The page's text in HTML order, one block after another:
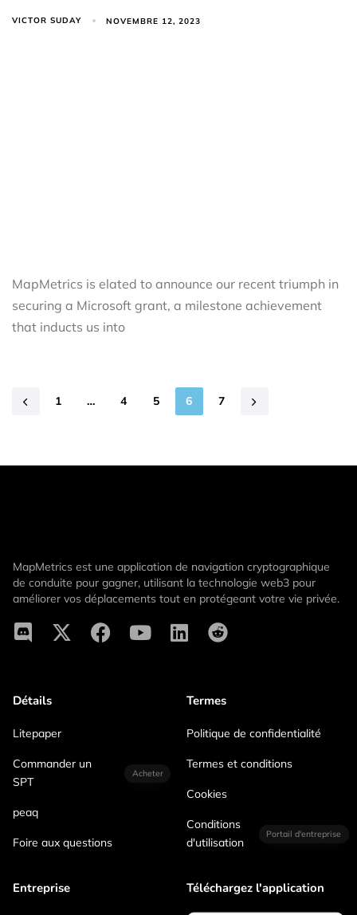
VICTOR SUDAY NOVEMBRE 12, 2023
MapMetrics is elated to announce our recent triumph in
securing a Microsoft grant, a milestone achievement
that inducts us into
1 … 4 5 6 7
MapMetrics est une application de navigation cryptographique
de conduite pour gagner, utilisant la technologie web3 pour
améliorer vos déplacements tout en protégeant votre vie privée.
Détails
Litepaper
Commander un
SPT
Acheter
peaq
Foire aux questions
Termes
Politique de confidentialité
Termes et conditions
Cookies
Conditions
d'utilisation
Portail d'entreprise
Entreprise Téléchargez l'application